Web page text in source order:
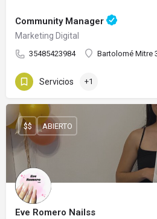
Community Manager
Marketing Digital
35485423984 Bartolomé Mitre
Servicios +1
Eve Romero Nailss
$$ ABIERTO